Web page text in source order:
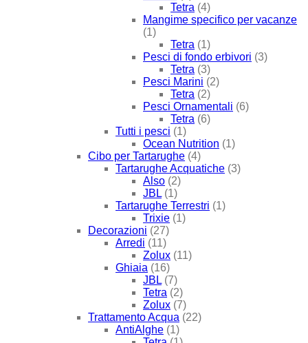
Tetra (4)
Mangime specifico per vacanze
(1)
Tetra (1)
Pesci di fondo erbivori (3)
Tetra (3)
Pesci Marini (2)
Tetra (2)
Pesci Ornamentali (6)
Tetra (6)
Tutti i pesci (1)
Ocean Nutrition (1)
Cibo per Tartarughe (4)
Tartarughe Acquatiche (3)
Also (2)
JBL (1)
Tartarughe Terrestri (1)
Trixie (1)
Decorazioni (27)
Arredi (11)
Zolux (11)
Ghiaia (16)
JBL (7)
Tetra (2)
Zolux (7)
Trattamento Acqua (22)
AntiAlghe (1)